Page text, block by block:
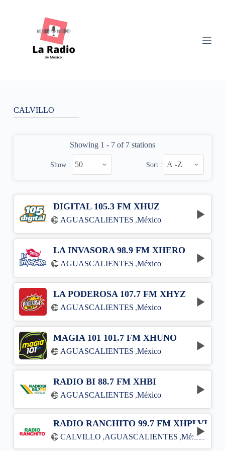
nCALVILLO
Showing 1 - 7 of 7 stations
Show : Sort :
DIGITAL 105.3 FM XHUZ
AGUASCALIENTES ,México
LA INVASORA 98.9 FM XHERO
AGUASCALIENTES ,México
LA PODEROSA 107.7 FM XHYZ
AGUASCALIENTES ,México
MAGIA 101 101.7 FM XHUNO
AGUASCALIENTES ,México
RADIO BI 88.7 FM XHBI
AGUASCALIENTES ,México
RADIO RANCHITO 99.7 FM XHPLVI
CALVILLO ,AGUASCALIENTES ,México